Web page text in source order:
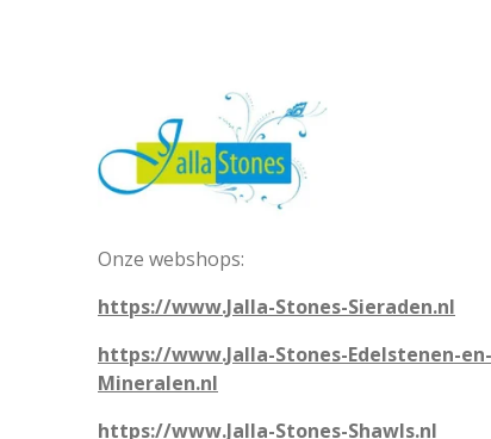
Onze webshops:
https://www.Jalla-Stones-Sieraden.nl
https://www.Jalla-Stones-Edelstenen-en-
Mineralen.nl
https://www.Jalla-Stones-Shawls.nl